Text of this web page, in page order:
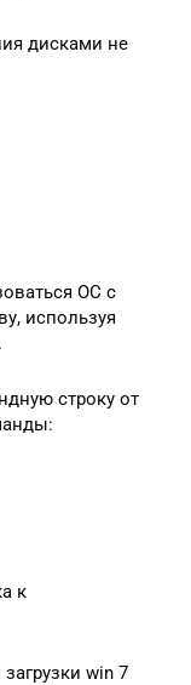
дисками не
ОС c
используя
строку от
к
win 7